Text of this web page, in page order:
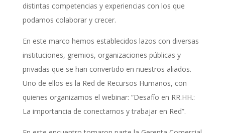
distintas competencias y experiencias con los que
podamos colaborar y crecer.
En este marco hemos establecidos lazos con diversas
instituciones, gremios, organizaciones públicas y
privadas que se han convertido en nuestros aliados.
Uno de ellos es la Red de Recursos Humanos, con
quienes organizamos el webinar: “Desafío en RR.HH.:
La importancia de conectarnos y trabajar en Red”.